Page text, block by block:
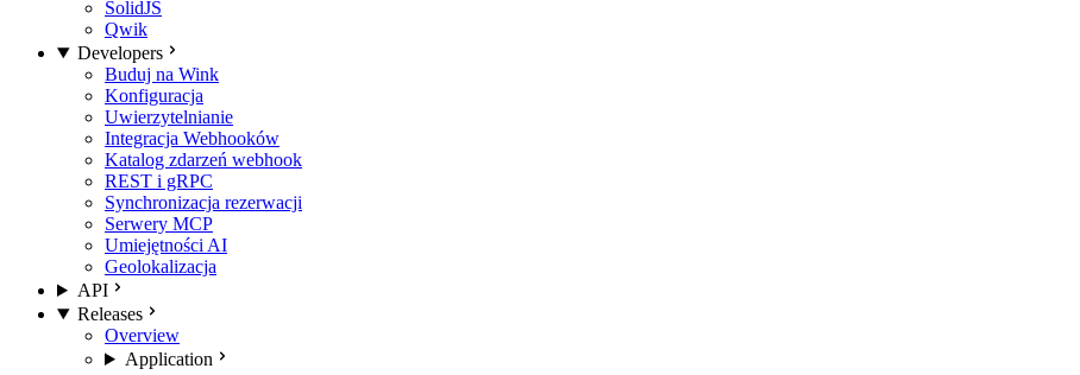
SolidJS
Qwik
Developers
Buduj na Wink
Konfiguracja
Uwierzytelnianie
Integracja Webhooków
Katalog zdarzeń webhook
REST i gRPC
Synchronizacja rezerwacji
Serwery MCP
Umiejętności AI
Geolokalizacja
API
Releases
Overview
Application